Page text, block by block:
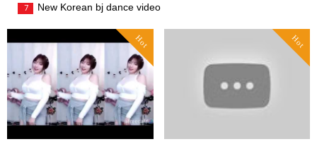
7 New Korean bj dance video
Hot Hot